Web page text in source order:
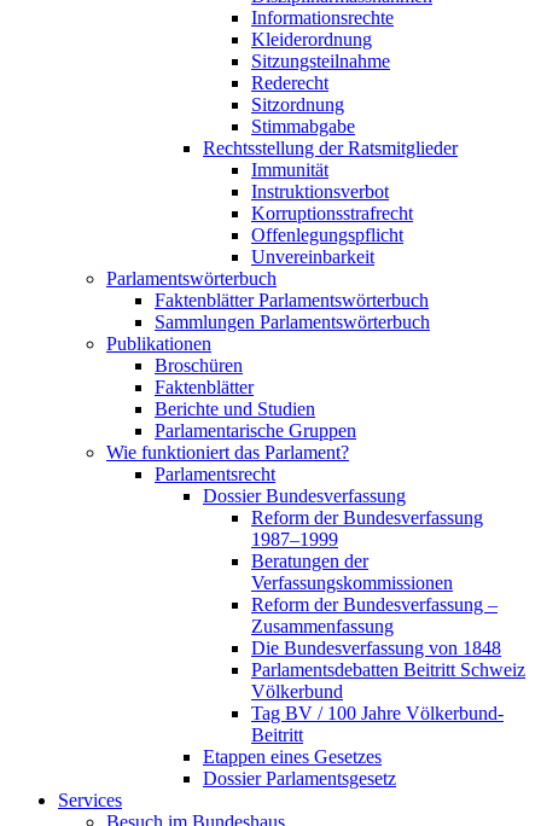
Informationsrechte
Kleiderordnung
Sitzungsteilnahme
Rederecht
Sitzordnung
Stimmabgabe
Rechtsstellung der Ratsmitglieder
Immunität
Instruktionsverbot
Korruptionsstrafrecht
Offenlegungspflicht
Unvereinbarkeit
Parlamentswörterbuch
Faktenblätter Parlamentswörterbuch
Sammlungen Parlamentswörterbuch
Publikationen
Broschüren
Faktenblätter
Berichte und Studien
Parlamentarische Gruppen
Wie funktioniert das Parlament?
Parlamentsrecht
Dossier Bundesverfassung
Reform der Bundesverfassung
1987–1999
Beratungen der
Verfassungskommissionen
Reform der Bundesverfassung –
Zusammenfassung
Die Bundesverfassung von 1848
Parlamentsdebatten Beitritt Schweiz
Völkerbund
Tag BV / 100 Jahre Völkerbund-
Beitritt
Etappen eines Gesetzes
Dossier Parlamentsgesetz
Services